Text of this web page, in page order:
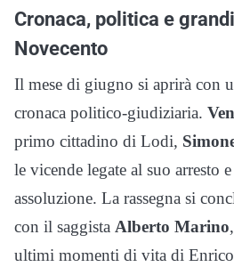
Cronaca, politica e
Novecento
Il mese di giugno si aprirà con
cronaca politico-giudiziaria.
primo cittadino di Lodi,
le vicende legate al suo arresto
assoluzione. La rassegna si
con il saggista Alberto Marino
ultimi momenti di vita di